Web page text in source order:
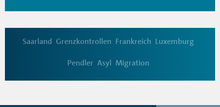
Saarland Grenzkontrollen Frankreich Luxemburg
Pendler Asyl Migration